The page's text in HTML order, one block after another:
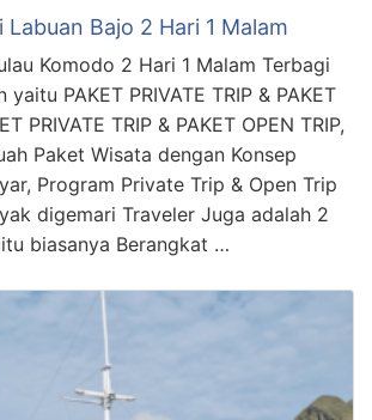
Labuan Bajo 2 Hari 1 Malam
Komodo 2 Hari 1 Malam Terbagi
PAKET PRIVATE TRIP & PAKET
PRIVATE TRIP & PAKET OPEN TRIP,
Paket Wisata dengan Konsep
Program Private Trip & Open Trip
digemari Traveler Juga adalah 2
biasanya Berangkat …